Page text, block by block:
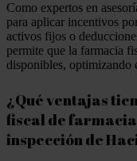
Como expertos en
para aplicar incentivos
activos fijos o
permite que la farmacia
disponibles, optimizando
¿Qué ventajas
fiscal de
inspección de